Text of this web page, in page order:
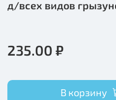
д/всех видов
235.00 ₽
В корзину